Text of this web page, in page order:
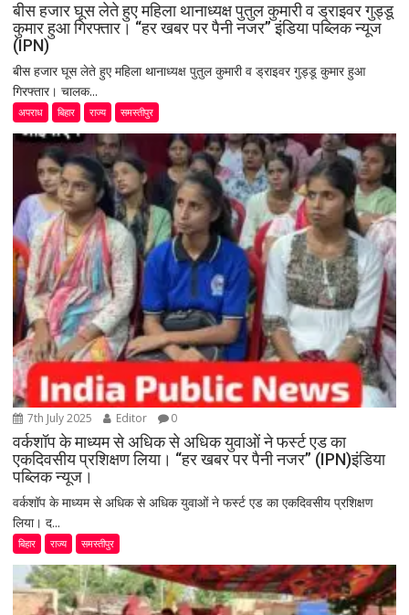
बीस हजार घूस लेते हुए महिला थानाध्यक्ष पुतुल कुमारी व ड्राइवर गुड्डू
कुमार हुआ गिरफ्तार। “हर खबर पर पैनी नजर” इंडिया पब्लिक न्यूज
(IPN)
बीस हजार घूस लेते हुए महिला थानाध्यक्ष पुतुल कुमारी व ड्राइवर गुड्डू कुमार हुआ
गिरफ्तार। चालक...
अपराध बिहार राज्य समस्तीपुर
7th July 2025 Editor 0
वर्कशॉप के माध्यम से अधिक से अधिक युवाओं ने फर्स्ट एड का
एकदिवसीय प्रशिक्षण लिया। “हर खबर पर पैनी नजर” (IPN)इंडिया
पब्लिक न्यूज।
वर्कशॉप के माध्यम से अधिक से अधिक युवाओं ने फर्स्ट एड का एकदिवसीय प्रशिक्षण
लिया। द...
बिहार राज्य समस्तीपुर